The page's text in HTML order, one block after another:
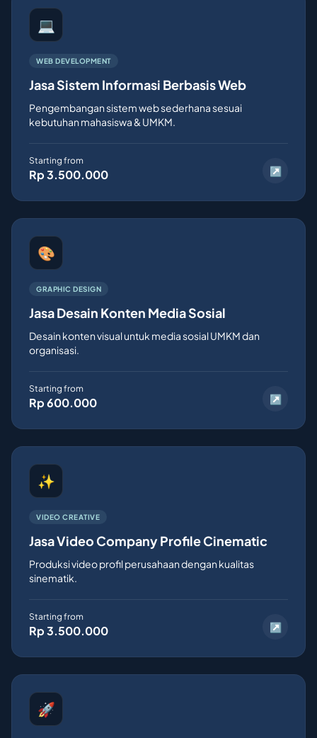
💻
WEB DEVELOPMENT
Jasa Sistem Informasi Berbasis Web
Pengembangan sistem web sederhana sesuai
kebutuhan mahasiswa & UMKM.
Starting from
Rp 3.500.000 ↗
🎨
GRAPHIC DESIGN
Jasa Desain Konten Media Sosial
Desain konten visual untuk media sosial UMKM dan
organisasi.
Starting from
Rp 600.000 ↗
✨
VIDEO CREATIVE
Jasa Video Company Profile Cinematic
Produksi video profil perusahaan dengan kualitas
sinematik.
Starting from
Rp 3.500.000 ↗
🚀